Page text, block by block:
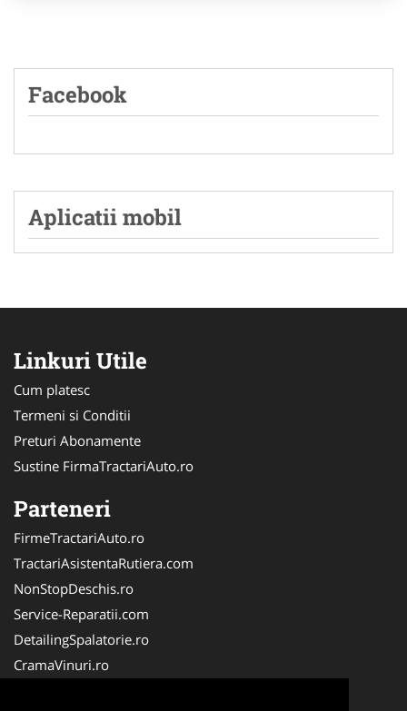
Facebook
Aplicatii mobil
Linkuri Utile
Cum platesc
Termeni si Conditii
Preturi Abonamente
Sustine FirmaTractariAuto.ro
Parteneri
FirmeTractariAuto.ro
TractariAsistentaRutiera.com
NonStopDeschis.ro
Service-Reparatii.com
DetailingSpalatorie.ro
CramaVinuri.ro